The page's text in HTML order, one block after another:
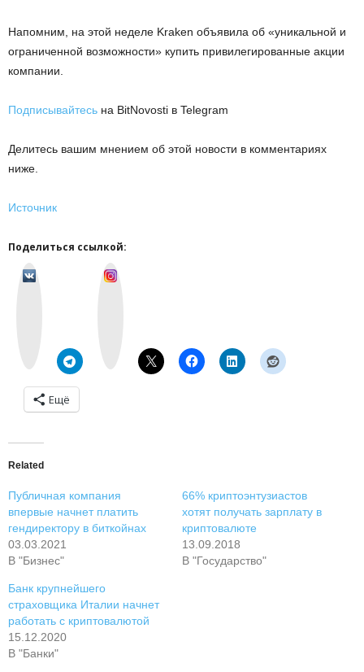
Напомним, на этой неделе Kraken объявила об «уникальной и
ограниченной возможности» купить привилегированные акции
компании.
Подписывайтесь на BitNovosti в Telegram
Делитесь вашим мнением об этой новости в комментариях
ниже.
Источник
Поделиться ссылкой:
Ещё
Related
Публичная компания
впервые начнет платить
гендиректору в биткойнах
03.03.2021
В "Бизнес"
66% криптоэнтузиастов
хотят получать зарплату в
криптовалюте
13.09.2018
В "Государство"
Банк крупнейшего
страховщика Италии начнет
работать с криптовалютой
15.12.2020
В "Банки"